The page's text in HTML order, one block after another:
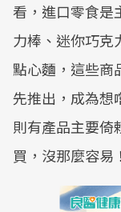
看，進口零食是
力棒、迷你巧克
點心麵，這些商
先推出，成為想
則有產品主要倚
買，沒那麼容易！